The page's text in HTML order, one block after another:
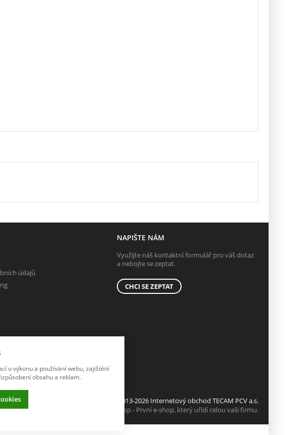
údajů
NAPIŠTE NÁM
Využijte náš kontaktní formulář pro váš dotaz
a nebojte se zeptat.
CHCI SE ZEPTAT
© 2013-2026 Internetový obchod TECAM PCV a.s.
K2 e-shop - První e-shop, který uřídí celou vaši firmu.
o výkonu a používání webu, zajištění
obsahu a reklam.